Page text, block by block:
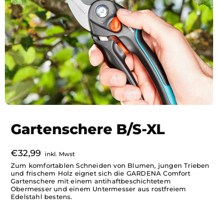
Gartenschere B/S-XL
€32,99 inkl. Mwst
Zum komfortablen Schneiden von Blumen, jungen Trieben
und frischem Holz eignet sich die GARDENA Comfort
Gartenschere mit einem antihaftbeschichtetem
Obermesser und einem Untermesser aus rostfreiem
Edelstahl bestens.